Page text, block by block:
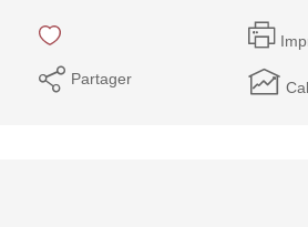
Partager